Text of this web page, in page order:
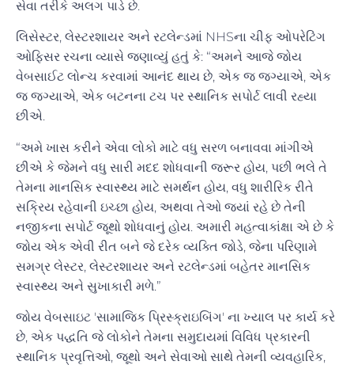
સેવા તરીકે અલગ પાડે છે.
લિસેસ્ટર, લેસ્ટરશાયર અને રટલેન્ડમાં NHSના ચીફ ઓપરેટિંગ
ઓફિસર રચના વ્યાસે જણાવ્યું હતું કે: “અમને આજે જોય
વેબસાઈટ લોન્ચ કરવામાં આનંદ થાય છે, એક જ જગ્યાએ, એક
જ જગ્યાએ, એક બટનના ટચ પર સ્થાનિક સપોર્ટ લાવી રહ્યા
છીએ.
“અમે ખાસ કરીને એવા લોકો માટે વધુ સરળ બનાવવા માંગીએ
છીએ કે જેમને વધુ સારી મદદ શોધવાની જરૂર હોય, પછી ભલે તે
તેમના માનસિક સ્વાસ્થ્ય માટે સમર્થન હોય, વધુ શારીરિક રીતે
સક્રિય રહેવાની ઇચ્છા હોય, અથવા તેઓ જ્યાં રહે છે તેની
નજીકના સપોર્ટ જૂથો શોધવાનું હોય. અમારી મહત્વાકાંક્ષા એ છે કે
જોય એક એવી રીત બને જે દરેક વ્યક્તિ જોડે, જેના પરિણામે
સમગ્ર લેસ્ટર, લેસ્ટરશાયર અને રટલેન્ડમાં બહેતર માનસિક
સ્વાસ્થ્ય અને સુખાકારી મળે.”
જોય વેબસાઇટ 'સામાજિક પ્રિસ્ક્રાઇબિંગ' ના ખ્યાલ પર કાર્ય કરે
છે, એક પદ્ધતિ જે લોકોને તેમના સમુદાયમાં વિવિધ પ્રકારની
સ્થાનિક પ્રવૃત્તિઓ, જૂથો અને સેવાઓ સાથે તેમની વ્યવહારિક,